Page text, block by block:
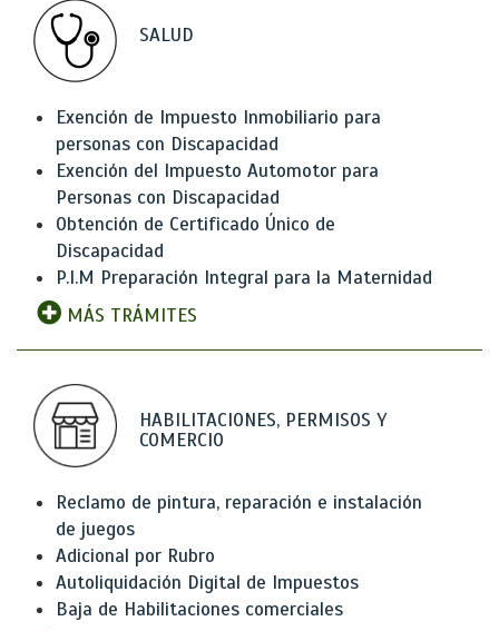
SALUD
Exención de Impuesto Inmobiliario para
personas con Discapacidad
Exención del Impuesto Automotor para
Personas con Discapacidad
Obtención de Certificado Único de
Discapacidad
P.I.M Preparación Integral para la Maternidad
MÁS TRÁMITES
HABILITACIONES, PERMISOS Y
COMERCIO
Reclamo de pintura, reparación e instalación
de juegos
Adicional por Rubro
Autoliquidación Digital de Impuestos
Baja de Habilitaciones comerciales